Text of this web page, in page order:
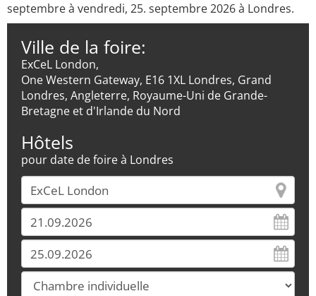
septembre à vendredi, 25. septembre 2026 à Londres.
Ville de la foire:
ExCeL London,
One Western Gateway, E16 1XL Londres, Grand
Londres, Angleterre, Royaume-Uni de Grande-
Bretagne et d'Irlande du Nord
Hôtels
pour date de foire à Londres